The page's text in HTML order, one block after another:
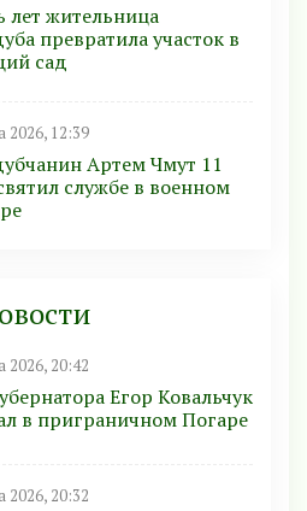
лет жительница
превратила участок в
сад
2026, 12:39
Артем Чмут 11
службе в военном
2026, 20:42
Егор Ковальчук
в приграничном Погаре
2026, 20:32